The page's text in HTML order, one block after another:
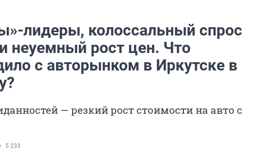
лидеры, колоссальный спрос
неуемный рост цен. Что
с авторынком в Иркутске в
— резкий рост стоимости на авто с
5 233